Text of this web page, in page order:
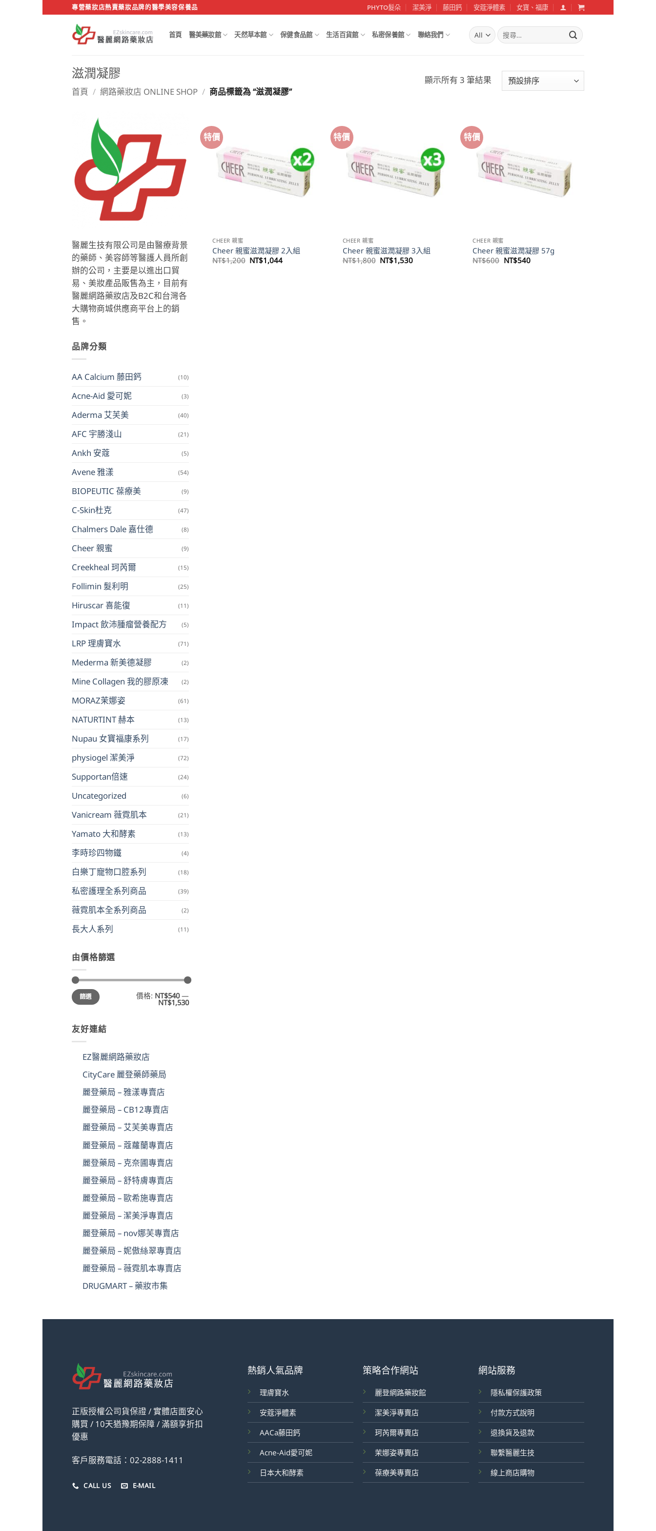
to
專營藥妝店熱賣藥妝品牌的醫學美容保養品 PHYTO髮朵 潔美淨 藤田鈣 安蔻淨體素 女寶、福康
首頁 醫美藥妝館 天然草本館 保健食品館 生活百貨館 私密保養館 聯絡我們
搜
尋
字:
滋潤凝膠
首頁 / 網路藥妝店 ONLINE SHOP / 商品標籤為 “滋潤凝膠”
顯示所有 3 筆結果
醫麗生技有限公司是由醫療背景
的藥師、美容師等醫護人員所創
辦的公司，主要是以進出口貿
易、美妝產品販售為主，目前有
醫麗網路藥妝店及B2C和台灣各
大購物商城供應商平台上的銷
售。
品牌分類
AA Calcium 藤田鈣 (10)
Acne-Aid 愛可妮 (3)
Aderma 艾芙美 (40)
AFC 宇勝淺山 (21)
Ankh 安蔻 (5)
Avene 雅漾 (54)
BIOPEUTIC 葆療美 (9)
C-Skin杜克 (47)
Chalmers Dale 嘉仕德 (8)
Cheer 親蜜 (9)
Creekheal 珂芮爾 (15)
Follimin 髮利明 (25)
Hiruscar 喜能復 (11)
Impact 飲沛腫瘤營養配方 (5)
LRP 理膚寶水 (71)
Mederma 新美德凝膠 (2)
Mine Collagen 我的膠原凍 (2)
MORAZ茉娜姿 (61)
NATURTINT 赫本 (13)
Nupau 女寶福康系列 (17)
physiogel 潔美淨 (72)
Supportan倍速 (24)
Uncategorized (6)
Vanicream 薇霓肌本 (21)
Yamato 大和酵素 (13)
李時珍四物鐵 (4)
白樂丁寵物口腔系列 (18)
私密護理全系列商品 (39)
薇霓肌本全系列商品 (2)
長大人系列 (11)
由價格篩選
最
低
價
最
高
價
篩選 價格: NT$540—
NT$1,530
友好連結
EZ醫麗網路藥妝店
CityCare 麗登藥師藥局
麗登藥局 – 雅漾專賣店
麗登藥局 – CB12專賣店
麗登藥局 – 艾芙美專賣店
麗登藥局 – 蔻蘿蘭專賣店
麗登藥局 – 克奈圃專賣店
麗登藥局 – 舒特膚專賣店
麗登藥局 – 歐希施專賣店
麗登藥局 – 潔美淨專賣店
麗登藥局 – nov娜芙專賣店
麗登藥局 – 妮傲絲翠專賣店
麗登藥局 – 薇霓肌本專賣店
DRUGMART – 藥妝市集
特價
CHEER 親蜜
Cheer 親蜜滋潤凝膠 2入組
NT$1,200 原
NT$1,044目
特價
CHEER 親蜜
Cheer 親蜜滋潤凝膠 3入組
NT$1,800 原
NT$1,530目
特價
CHEER 親蜜
Cheer 親蜜滋潤凝膠 57g
NT$600 原
NT$540目
正版授權公司貨保證 / 實體店面安心
購買 / 10天猶豫期保障 / 滿額享折扣
優惠
客戶服務電話：02-2888-1411
CALL US E-MAIL
熱銷人氣品牌
理膚寶水
安蔻淨體素
AACa藤田鈣
Acne-Aid愛可妮
日本大和酵素
策略合作網站
麗登網路藥妝館
潔美淨專賣店
珂芮爾專賣店
茉娜姿專賣店
葆療美專賣店
網站服務
隱私權保護政策
付款方式說明
退換貨及退款
聯繫醫麗生技
線上商店購物